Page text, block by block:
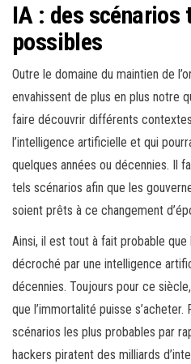
IA : des
possibles
Outre le domaine du maintien de
envahissent de plus en plus notre
faire découvrir différents
l’intelligence artificielle et qui
quelques années ou décennies. Il
tels scénarios afin que les
soient prêts à ce changement
Ainsi, il est tout à fait probable
décroché par une intelligence
décennies. Toujours pour ce
que l’immortalité puisse
scénarios les plus probables par
hackers piratent des milliards